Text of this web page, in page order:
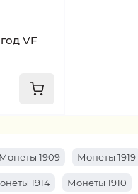
VF
Монеты 1909 Монеты 1919
1914 Монеты 1910